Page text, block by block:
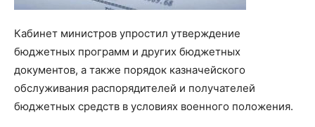
Кабинет министров упростил утверждение
бюджетных программ и других бюджетных
документов, а также порядок казначейского
обслуживания распорядителей и получателей
бюджетных средств в условиях военного положения.